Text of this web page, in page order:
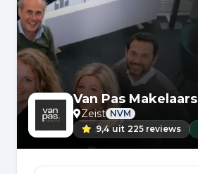
Van Pas Makelaars
Zeist NVM
9,4 uit 225 reviews